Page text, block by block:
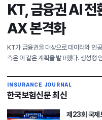
KT, 금융권 AI
AX 본격화
KT가 금융권을 대상으로 데이터와 인
측은 이 같은 계획을 발표했다. 생성형
흐름
INSURANCE JOURNAL
한국보험신문 최신
제23회 국제